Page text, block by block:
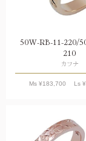
50W-RB-11-220/
210
カフナ
Ms ¥183,700 Ls ¥